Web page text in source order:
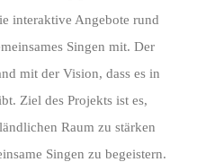
interaktive Angebote rund
Singen mit. Der
mit der Vision, dass es in
Ziel des Projekts ist es,
Raum zu stärken
Singen zu begeistern.